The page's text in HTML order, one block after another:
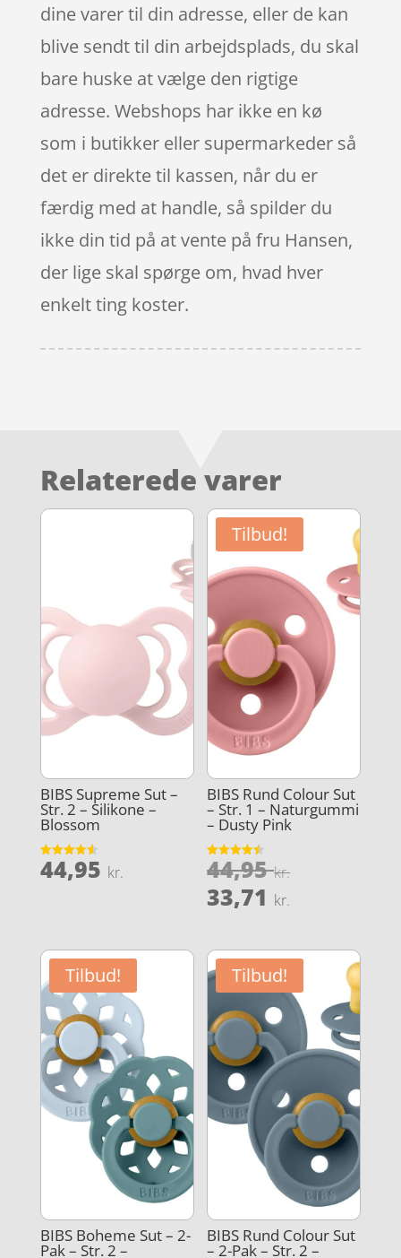
dine varer til din adresse, eller de kan
blive sendt til din arbejdsplads, du skal
bare huske at vælge den rigtige
adresse. Webshops har ikke en kø
som i butikker eller supermarkeder så
det er direkte til kassen, når du er
færdig med at handle, så spilder du
ikke din tid på at vente på fru Hansen,
der lige skal spørge om, hvad hver
enkelt ting koster.
Relaterede varer
BIBS Supreme Sut –
Str. 2 – Silikone –
Blossom
Vurderet
4.6
44,95 kr.
Tilbud!
BIBS Rund Colour Sut
– Str. 1 – Naturgummi
– Dusty Pink
Vurderet
4.5
44,95kr.Den
44,95 kr..
33,71 kr.
pris
er:
33,71 kr..
Tilbud!
BIBS Boheme Sut – 2-
Pak – Str. 2 –
Tilbud!
BIBS Rund Colour Sut
– 2-Pak – Str. 2 –